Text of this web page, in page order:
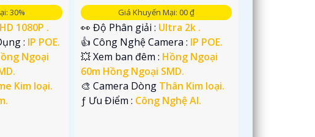
30%
1080P .
: IP POE.
Ngoại
Kim loại.
Giá Khuyến Mại: 00 ₫
👀 Độ Phân giải : Ultra 2k .
👍 Công Nghệ Camera : IP POE.
💥 Xem ban đêm : Hồng Ngoại
60m Hồng Ngoại SMD.
🎨 Camera Dòng Thân Kim loại.
️ƒ Ưu Điểm : Công Nghệ AI.